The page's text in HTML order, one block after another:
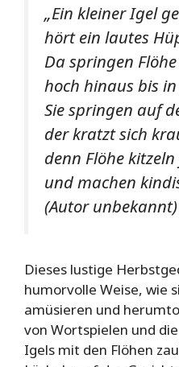
„Ein kleiner Igel
hört ein lautes
Da springen
hoch hinaus bis in
Sie springen auf
der kratzt sich
denn Flöhe
und machen
(Autor unbekannt)
Dieses lustige
humorvolle Weise, wie
amüsieren und
von Wortspielen und
Igels mit den Flöhen